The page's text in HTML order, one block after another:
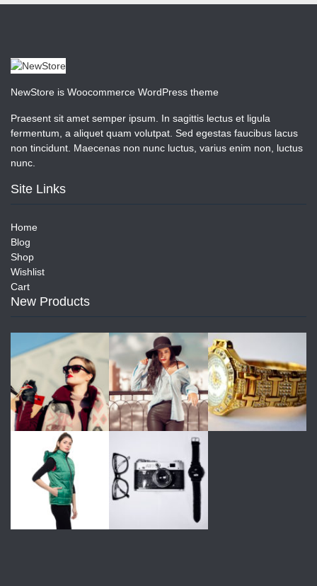
NewStore is Woocommerce WordPress theme
Praesent sit amet semper ipsum. In sagittis lectus et ligula
fermentum, a aliquet quam volutpat. Sed egestas faucibus lacus
non tincidunt. Maecenas non nunc luctus, varius enim non, luctus
nunc.
Site Links
Home
Blog
Shop
Wishlist
Cart
New Products